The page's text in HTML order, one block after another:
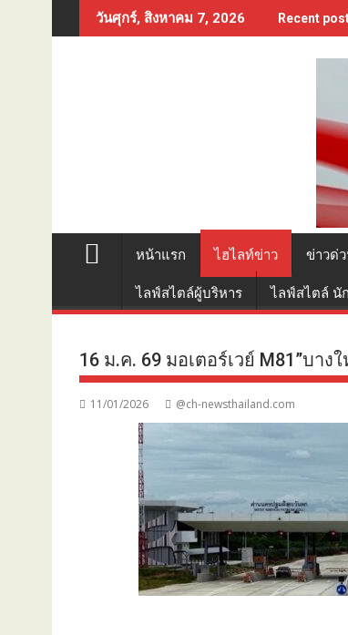
to
วันศุกร์, สิงหาคม 7, 2026 Recent
หน้าแรก ไฮไลท์ข่าว ข่าวด่
ไลฟ์สไตล์ผู้บริหาร ไลฟ์สไตล์ นั
16 ม.ค. 69 มอเตอร์เวย์ M81”บา
11/01/2026 @ch-newsthailand.com